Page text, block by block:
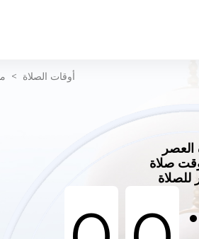
أوقات الصلاة >
العصر
صلاة
للصلاة